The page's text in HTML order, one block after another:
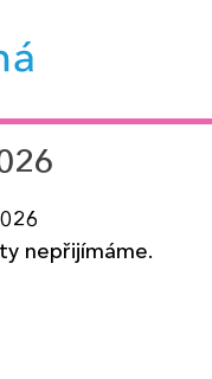
nepřijímáme.